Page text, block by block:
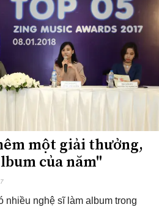
một giải thưởng,
của năm"
nhiều nghệ sĩ làm album trong